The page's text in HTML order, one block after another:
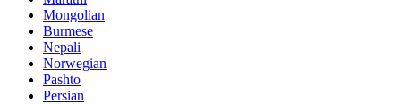
Mongolian
Burmese
Nepali
Norwegian
Pashto
Persian